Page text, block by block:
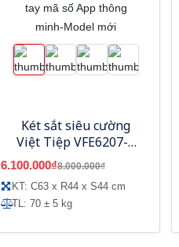
Két sắt siêu cường
Việt Tiệp VFE6207-V
vân tay mã số App
thông minh-Model
mới
6.100.000₫8.000.000₫
KT: C63 x R44 x S44 cm
TL: 70 ± 5 kg